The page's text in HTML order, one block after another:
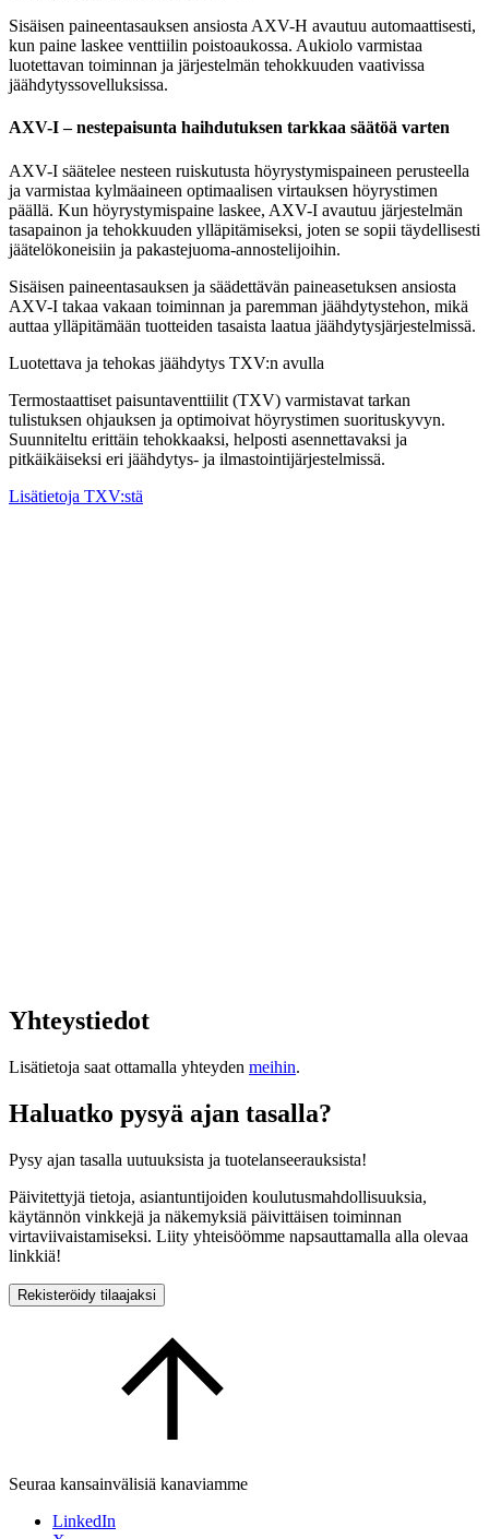
Sisäisen paineentasauksen ansiosta AXV-H avautuu automaattisesti,
kun paine laskee venttiilin poistoaukossa. Aukiolo varmistaa
luotettavan toiminnan ja järjestelmän tehokkuuden vaativissa
jäähdytyssovelluksissa.
AXV-I – nestepaisunta haihdutuksen tarkkaa säätöä varten
AXV-I säätelee nesteen ruiskutusta höyrystymispaineen perusteella
ja varmistaa kylmäaineen optimaalisen virtauksen höyrystimen
päällä. Kun höyrystymispaine laskee, AXV-I avautuu järjestelmän
tasapainon ja tehokkuuden ylläpitämiseksi, joten se sopii täydellisesti
jäätelökoneisiin ja pakastejuoma-annostelijoihin.
Sisäisen paineentasauksen ja säädettävän paineasetuksen ansiosta
AXV-I takaa vakaan toiminnan ja paremman jäähdytystehon, mikä
auttaa ylläpitämään tuotteiden tasaista laatua jäähdytysjärjestelmissä.
Luotettava ja tehokas jäähdytys TXV:n avulla
Termostaattiset paisuntaventtiilit (TXV) varmistavat tarkan
tulistuksen ohjauksen ja optimoivat höyrystimen suorituskyvyn.
Suunniteltu erittäin tehokkaaksi, helposti asennettavaksi ja
pitkäikäiseksi eri jäähdytys- ja ilmastointijärjestelmissä.
Lisätietoja TXV:stä
Yhteystiedot
Lisätietoja saat ottamalla yhteyden meihin.
Haluatko pysyä ajan tasalla?
Pysy ajan tasalla uutuuksista ja tuotelanseerauksista!
Päivitettyjä tietoja, asiantuntijoiden koulutusmahdollisuuksia,
käytännön vinkkejä ja näkemyksiä päivittäisen toiminnan
virtaviivaistamiseksi. Liity yhteisöömme napsauttamalla alla olevaa
linkkiä!
Rekisteröidy tilaajaksi
Seuraa kansainvälisiä kanaviamme
LinkedIn